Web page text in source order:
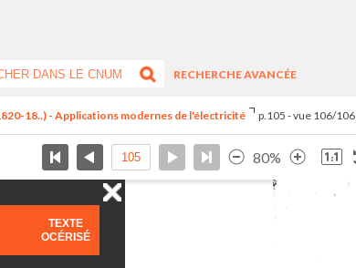
RECHERCHE AVANCÉE
18..) - Applications modernes de l'électricité p.105 - vue 106/106
80%
TEXTE
OCÉRISÉ